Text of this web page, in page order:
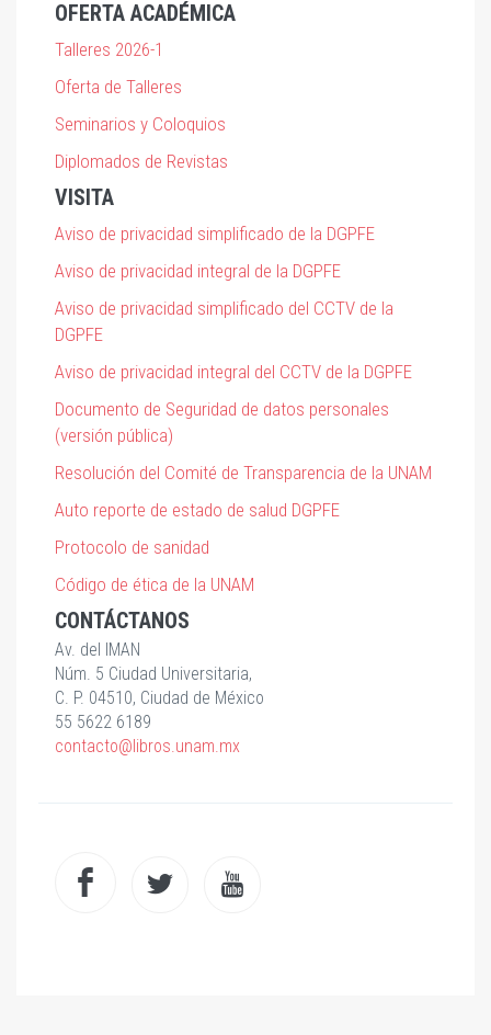
OFERTA ACADÉMICA
Talleres 2026-1
Oferta de Talleres
Seminarios y Coloquios
Diplomados de Revistas
VISITA
Aviso de privacidad simplificado de la DGPFE
Aviso de privacidad integral de la DGPFE
Aviso de privacidad simplificado del CCTV de la
DGPFE
Aviso de privacidad integral del CCTV de la DGPFE
Documento de Seguridad de datos personales
(versión pública)
Resolución del Comité de Transparencia de la UNAM
Auto reporte de estado de salud DGPFE
Protocolo de sanidad
Código de ética de la UNAM
CONTÁCTANOS
Av. del IMAN
Núm. 5 Ciudad Universitaria,
C. P. 04510, Ciudad de México
55 5622 6189
contacto@libros.unam.mx